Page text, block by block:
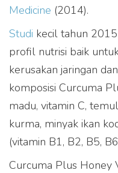
Medicine (2014).
Studi kecil tahun
profil nutrisi baik
kerusakan jaringan
komposisi Curcuma
madu, vitamin C,
kurma, minyak ikan
(vitamin B1, B2, B5,
Curcuma Plus Honey